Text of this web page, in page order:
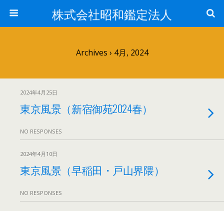
株式会社昭和鑑定法人
Archives › 4月, 2024
2024年4月25日
東京風景（新宿御苑2024春）
NO RESPONSES
2024年4月10日
東京風景（早稲田・戸山界隈）
NO RESPONSES